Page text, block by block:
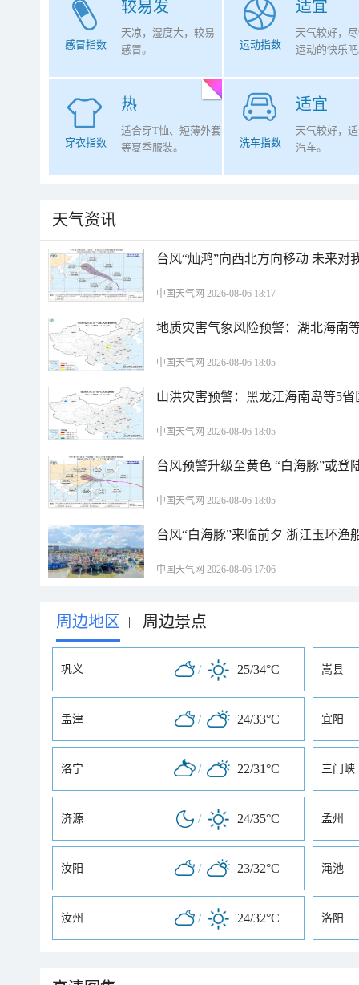
较易发
感冒指数
天凉，湿度大，较易
感冒。
适宜
运动指数
天气较好，
运动的快乐
热
穿衣指数
适合穿T恤、短薄外套
等夏季服装。
适宜
洗车指数
天气较好，
汽车。
天气资讯
台风“灿鸿”向西北方向移动 未来对
中国天气网 2026-08-06 18:17
地质灾害气象风险预警：湖北海南
中国天气网 2026-08-06 18:05
山洪灾害预警：黑龙江海南岛等5
中国天气网 2026-08-06 18:05
台风预警升级至黄色 “白海豚”或登
中国天气网 2026-08-06 18:05
台风“白海豚”来临前夕 浙江玉环渔
中国天气网 2026-08-06 17:06
周边地区 | 周边景点
巩义 / 25/34°C 嵩县
孟津 / 24/33°C 宜阳
洛宁 / 22/31°C 三门峡
济源 / 24/35°C 孟州
汝阳 / 23/32°C 渑池
汝州 / 24/32°C 洛阳